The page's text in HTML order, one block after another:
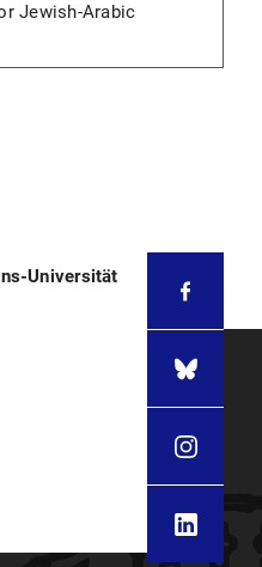
Jewish-Arabic
Universität